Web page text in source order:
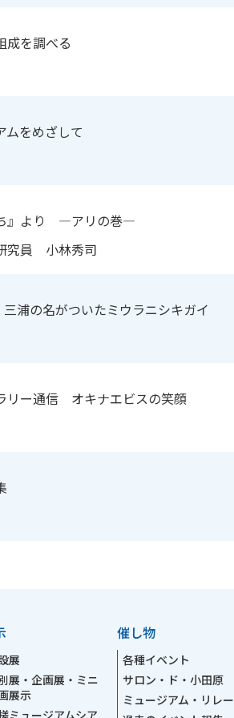
を調べる
ムをめざして
ち』より ―アリの巻―
究員 小林秀司
浦の名がついたミウラニシキガイ
リー通信 オキナエビスの笑顔
展
展・企画展・ミニ
展示
ミュージアムシア
催し物
各種イベント
サロン・ド・小田原
ミュージアム・リレー